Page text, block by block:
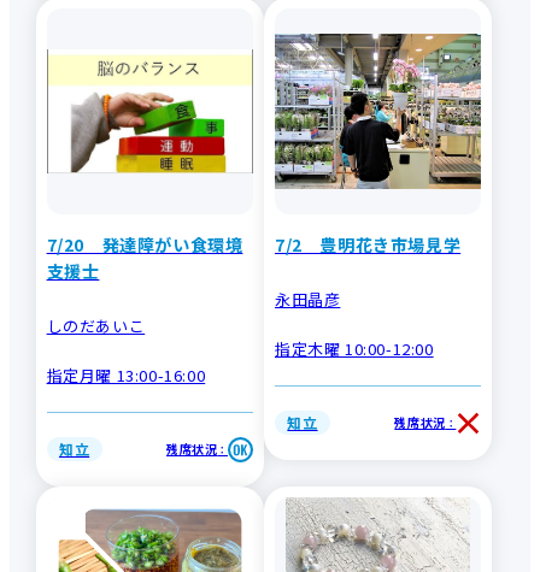
7/20 発達障がい食環境
支援士
しのだあいこ
指定月曜 13:00-16:00
知立 残席状況 ：
7/2 豊明花き市場見学
永田晶彦
指定木曜 10:00-12:00
知立 残席状況 ：